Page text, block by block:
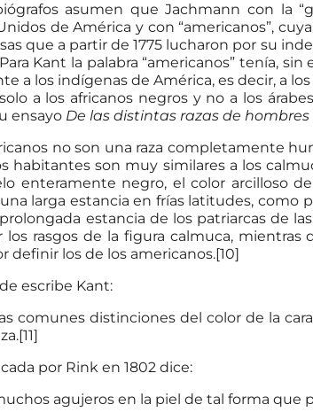
asumen que Jachmann con la
de América y con “americanos”,
que a partir de 1775 lucharon por su
Kant la palabra “americanos” tenía,
a los indígenas de América, es decir, a
a los africanos negros y no a los
ensayo De las distintas razas de hombres
no son una raza completamente
habitantes son muy similares a los
enteramente negro, el color arcilloso
larga estancia en frías latitudes,
estancia de los patriarcas de
rasgos de la figura calmuca,
definir los de los americanos.[10]
escribe Kant:
comunes distinciones del color de la
por Rink en 1802 dice:
agujeros en la piel de tal forma que